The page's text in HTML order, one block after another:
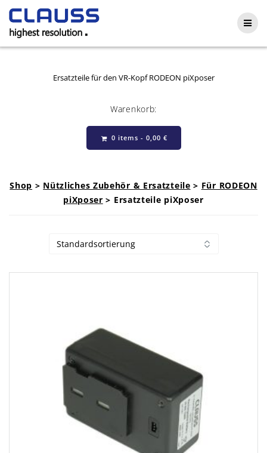
Ersatzteile für den VR-Kopf RODEON piXposer
Warenkorb:
0 items - 0,00 €
Shop > Nützliches Zubehör & Ersatzteile > Für RODEON
piXposer > Ersatzteile piXposer